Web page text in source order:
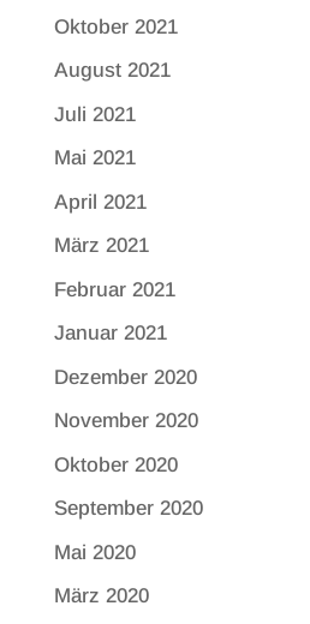
Oktober 2021
August 2021
Juli 2021
Mai 2021
April 2021
März 2021
Februar 2021
Januar 2021
Dezember 2020
November 2020
Oktober 2020
September 2020
Mai 2020
März 2020